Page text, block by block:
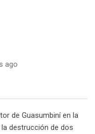
ago
de Guasumbiní en la
destrucción de dos